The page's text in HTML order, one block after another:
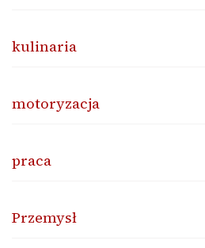
kulinaria
motoryzacja
praca
Przemysł